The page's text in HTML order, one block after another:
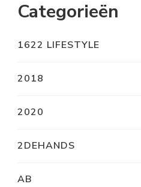
Categorieën
1622 LIFESTYLE
2018
2020
2DEHANDS
AB